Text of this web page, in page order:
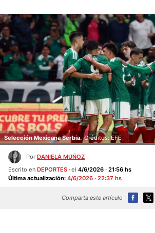
Selección Mexicana Serbia. Créditos: EFE
Por DANIELA MUÑOZ
Escrito en DEPORTES el 4/6/2026 · 21:56 hs
Última actualización: 4/6/2026 · 22:37 hs
Comparta este artículo